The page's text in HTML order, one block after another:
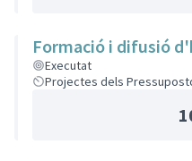
Formació i difusió
Executat
Projectes dels